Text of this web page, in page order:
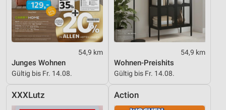
54,9 km
Junges Wohnen
Gültig bis Fr. 14.08.
54,9 km
Wohnen-Preishits
Gültig bis Fr. 14.08.
XXXLutz Action
Verwendung reduzierter Daten zur Auswahl von
Inhalten
IAB-Besonderheiten:
Verwendung genauer Standortdaten
Geräte anhand von aktiv angeforderten
Nicht-IAB-Verarbeitungszwecke: